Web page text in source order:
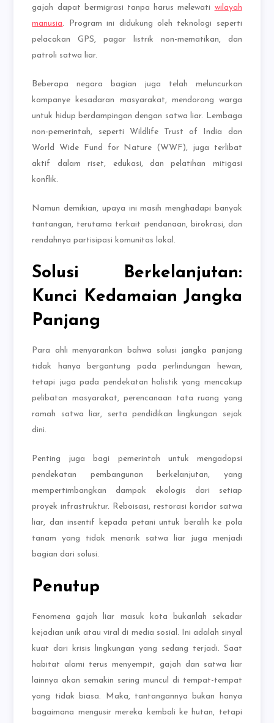
gajah dapat bermigrasi tanpa harus melewati wilayah
manusia. Program ini didukung oleh teknologi seperti
pelacakan GPS, pagar listrik non-mematikan, dan
patroli satwa liar.
Beberapa negara bagian juga telah meluncurkan
kampanye kesadaran masyarakat, mendorong warga
untuk hidup berdampingan dengan satwa liar. Lembaga
non-pemerintah, seperti Wildlife Trust of India dan
World Wide Fund for Nature (WWF), juga terlibat
aktif dalam riset, edukasi, dan pelatihan mitigasi
konflik.
Namun demikian, upaya ini masih menghadapi banyak
tantangan, terutama terkait pendanaan, birokrasi, dan
rendahnya partisipasi komunitas lokal.
Solusi Berkelanjutan:
Kunci Kedamaian Jangka
Panjang
Para ahli menyarankan bahwa solusi jangka panjang
tidak hanya bergantung pada perlindungan hewan,
tetapi juga pada pendekatan holistik yang mencakup
pelibatan masyarakat, perencanaan tata ruang yang
ramah satwa liar, serta pendidikan lingkungan sejak
dini.
Penting juga bagi pemerintah untuk mengadopsi
pendekatan pembangunan berkelanjutan, yang
mempertimbangkan dampak ekologis dari setiap
proyek infrastruktur. Reboisasi, restorasi koridor satwa
liar, dan insentif kepada petani untuk beralih ke pola
tanam yang tidak menarik satwa liar juga menjadi
bagian dari solusi.
Penutup
Fenomena gajah liar masuk kota bukanlah sekadar
kejadian unik atau viral di media sosial. Ini adalah sinyal
kuat dari krisis lingkungan yang sedang terjadi. Saat
habitat alami terus menyempit, gajah dan satwa liar
lainnya akan semakin sering muncul di tempat-tempat
yang tidak biasa. Maka, tantangannya bukan hanya
bagaimana mengusir mereka kembali ke hutan, tetapi